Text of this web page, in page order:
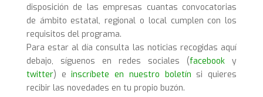
disposición de las empresas cuantas convocatorias
de ámbito estatal, regional o local cumplen con los
requisitos del programa.
Para estar al día consulta las noticias recogidas aquí
debajo, síguenos en redes sociales (facebook y
twitter) einscríbete en nuestro boletín si quieres
recibir las novedades en tu propio buzón.